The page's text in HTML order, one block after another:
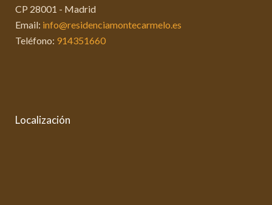
CP 28001 - Madrid
Email: info@residenciamontecarmelo.es
Teléfono: 914351660
Localización